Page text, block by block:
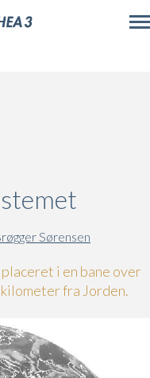
Sørensen
i en bane over
fra Jorden.